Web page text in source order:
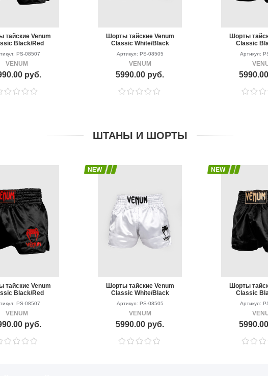
тайские Venum
Black/Red
PS-08507
VENUM
руб.
Шорты тайские Venum
Classic White/Black
Артикул: PS-08505
VENUM
5990.00 руб.
Шорты
Classic
Артикул:
ШТАНЫ И ШОРТЫ
тайские Venum
Black/Red
PS-08507
VENUM
руб.
NEW
Шорты тайские Venum
Classic White/Black
Артикул: PS-08505
VENUM
5990.00 руб.
NEW
Шорты
Classic
Артикул: